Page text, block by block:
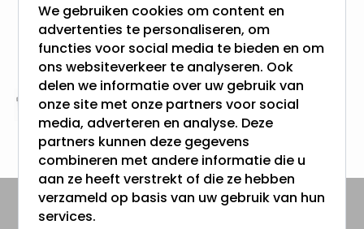
Gratis verzending + snel geleverd
Vanaf EUR100,- naar NL & BE
& 100 dagen recht op retour
Altijd uit eigen voorraad
3000m2 - 60.000+ Producten
We gebruiken cookies om content en
advertenties te personaliseren, om
functies voor social media te bieden en om
ons websiteverkeer te analyseren. Ook
delen we informatie over uw gebruik van
onze site met onze partners voor social
media, adverteren en analyse. Deze
partners kunnen deze gegevens
combineren met andere informatie die u
aan ze heeft verstrekt of die ze hebben
verzameld op basis van uw gebruik van hun
services.